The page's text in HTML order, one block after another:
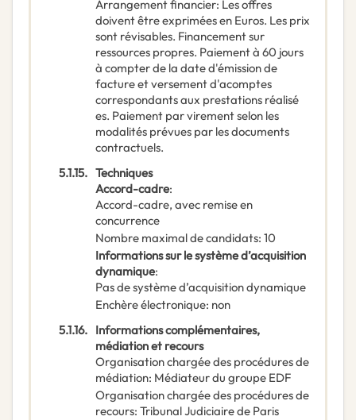
Arrangement financier: Les offres
doivent être exprimées en Euros. Les prix
sont révisables. Financement sur
ressources propres. Paiement à 60 jours
à compter de la date d'émission de
facture et versement d'acomptes
correspondants aux prestations réalisé
es. Paiement par virement selon les
modalités prévues par les documents
contractuels.
5.1.15. Techniques
Accord-cadre:
Accord-cadre, avec remise en
concurrence
Nombre maximal de candidats: 10
Informations sur le système d’acquisition
dynamique:
Pas de système d’acquisition dynamique
Enchère électronique: non
5.1.16. Informations complémentaires,
médiation et recours
Organisation chargée des procédures de
médiation: Médiateur du groupe EDF
Organisation chargée des procédures de
recours: Tribunal Judiciaire de Paris